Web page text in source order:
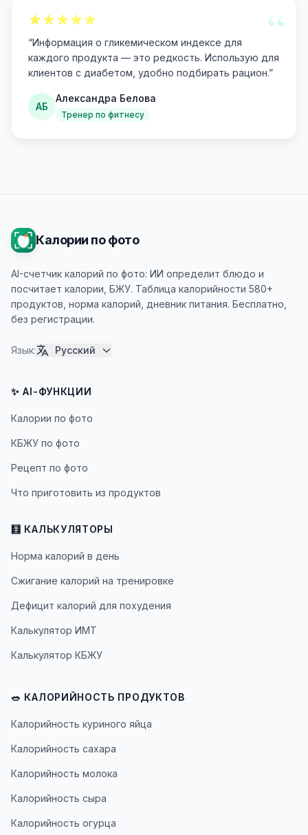
“
“Информация о гликемическом индексе для
каждого продукта — это редкость. Использую для
клиентов с диабетом, удобно подбирать рацион.”
АБ
Александра Белова
Тренер по фитнесу
Калории по фото
AI-счетчик калорий по фото: ИИ определит блюдо и
посчитает калории, БЖУ. Таблица калорийности 580+
продуктов, норма калорий, дневник питания. Бесплатно,
без регистрации.
Язык: Русский
✨ AI-ФУНКЦИИ
Калории по фото
КБЖУ по фото
Рецепт по фото
Что приготовить из продуктов
🧮 КАЛЬКУЛЯТОРЫ
Норма калорий в день
Сжигание калорий на тренировке
Дефицит калорий для похудения
Калькулятор ИМТ
Калькулятор КБЖУ
🥗 КАЛОРИЙНОСТЬ ПРОДУКТОВ
Калорийность куриного яйца
Калорийность сахара
Калорийность молока
Калорийность сыра
Калорийность огурца